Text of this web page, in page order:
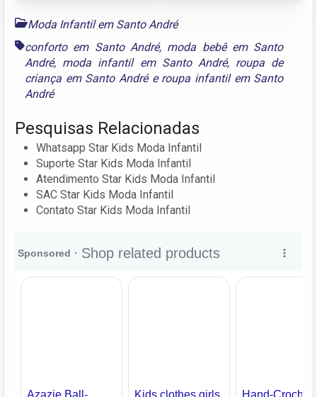
Moda Infantil em Santo André
conforto em Santo André, moda bebê em Santo
André, moda infantil em Santo André, roupa de
criança em Santo Andrée roupa infantil em Santo
André
Pesquisas Relacionadas
Whatsapp Star Kids Moda Infantil
Suporte Star Kids Moda Infantil
Atendimento Star Kids Moda Infantil
SAC Star Kids Moda Infantil
Contato Star Kids Moda Infantil